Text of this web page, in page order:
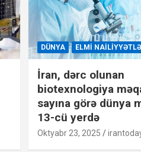
DÜNYA ELMI
İran, dərc olunan
biotexnologiya
sayına görə dünya
13-cü yerdə
Oktyabr 23, 2025